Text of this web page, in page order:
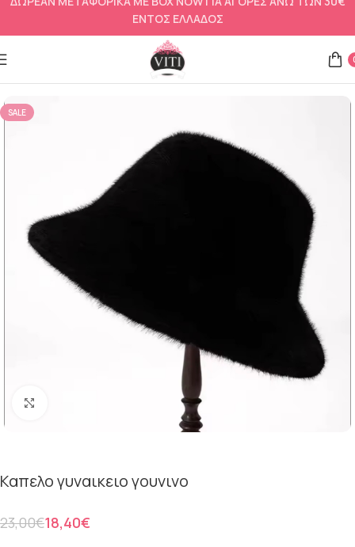
Αρχική σελίδα Γάντια γυναικεία και σκουφιά
SALE
Καπελο γυναικειο γουνινο
23,00€18,40€
ΕΝΤΟΣ ΕΛΛΑΔΟΣ